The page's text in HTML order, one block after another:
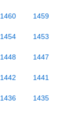
1460 1459
1454 1453
1448 1447
1442 1441
1436 1435